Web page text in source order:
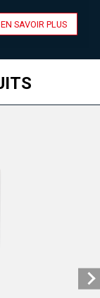
EN SAVOIR PLUS